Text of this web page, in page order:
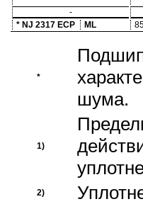
-
* NJ 2317 ECP
ML
*
шума.
1)
2)